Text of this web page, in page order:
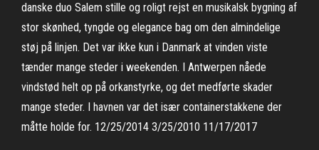
danske duo Salem stille og roligt rejst en musikalsk bygning af
stor skønhed, tyngde og elegance bag om den almindelige
støj på linjen. Det var ikke kun i Danmark at vinden viste
tænder mange steder i weekenden. I Antwerpen nåede
vindstød helt op på orkanstyrke, og det medførte skader
mange steder. I havnen var det især containerstakkene der
måtte holde for. 12/25/2014 3/25/2010 11/17/2017